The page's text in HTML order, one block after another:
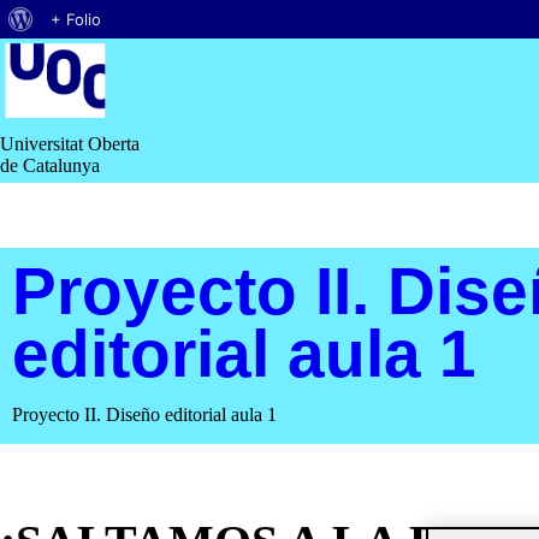
Saltar
al
contenido
Universitat Oberta
de Catalunya
Proyecto II.
editorial aula 1
Proyecto II. Diseño editorial aula 1
Acerca
de
WordPress
+ Folio